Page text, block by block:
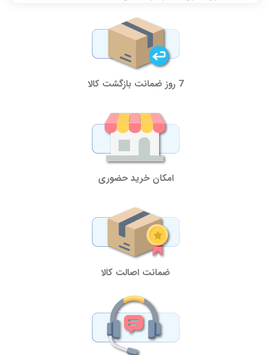
7 روز ضمانت بازگشت کالا
امکان خرید حضوری
ضمانت اصالت کالا